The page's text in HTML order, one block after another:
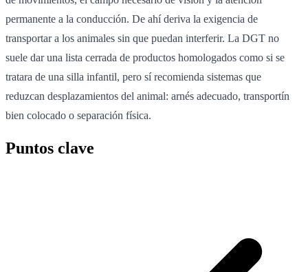
permanente a la conducción. De ahí deriva la exigencia de
transportar a los animales sin que puedan interferir. La DGT no
suele dar una lista cerrada de productos homologados como si se
tratara de una silla infantil, pero sí recomienda sistemas que
reduzcan desplazamientos del animal: arnés adecuado, transportín
bien colocado o separación física.
Puntos clave